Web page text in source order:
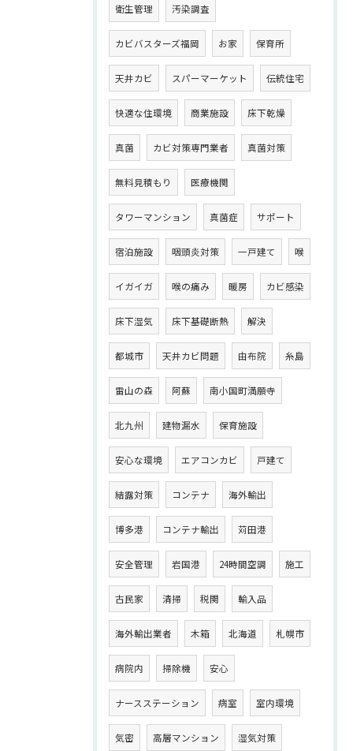
衛生管理 汚染調査
カビバスターズ福岡 お家 保育所
天井カビ スパーマーケット 伝統住宅
快適な住環境 商業施設 床下乾燥
真菌 カビ対策専門業者 真菌対策
無料見積もり 医療機関
タワーマンション 真菌症 サポート
宿泊施設 咽頭炎対策 一戸建て 喉
イガイガ 喉の痛み 暖房 カビ感染
床下湿気 床下基礎断熱 解決
都城市 天井カビ問題 由布院 糸島
雷山の森 阿蘇 南小国町満願寺
北九州 建物漏水 保育施設
安心な環境 エアコンカビ 戸建て
結露対策 コンテナ 海外輸出
博多港 コンテナ輸出 苅田港
安全管理 岩国港 24時間空調 施工
古民家 清掃 税関 輸入品
海外輸出業者 木箱 北海道 札幌市
病院内 掃除機 安心
ナースステーション 病室 室内環境
気密 高層マンション 湿気対策